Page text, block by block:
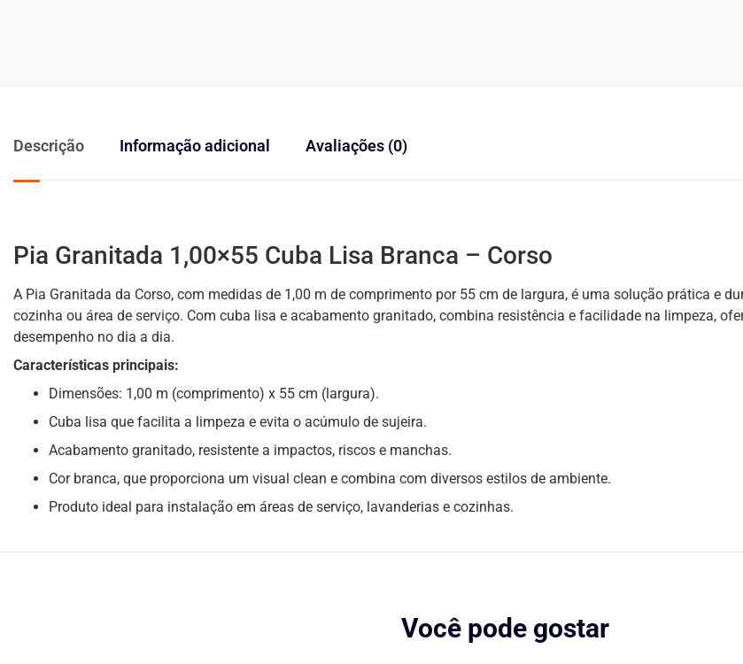
Descrição Informação adicional Avaliações (0)
Pia Granitada 1,00×55 Cuba Lisa Branca – Corso
A Pia Granitada da Corso, com medidas de 1,00 m de comprimento por 55 cm de largura, é uma solução prática e
cozinha ou área de serviço. Com cuba lisa e acabamento granitado, combina resistência e facilidade na limpeza,
desempenho no dia a dia.
Características principais:
Dimensões: 1,00 m (comprimento) x 55 cm (largura).
Cuba lisa que facilita a limpeza e evita o acúmulo de sujeira.
Acabamento granitado, resistente a impactos, riscos e manchas.
Cor branca, que proporciona um visual clean e combina com diversos estilos de ambiente.
Produto ideal para instalação em áreas de serviço, lavanderias e cozinhas.
Você pode gostar